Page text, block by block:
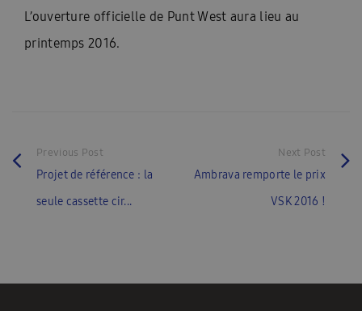
L’ouverture officielle de Punt West aura lieu au
printemps 2016.
Previous Post
Projet de référence : la
seule cassette cir...
Next Post
Ambrava remporte le prix
VSK 2016 !